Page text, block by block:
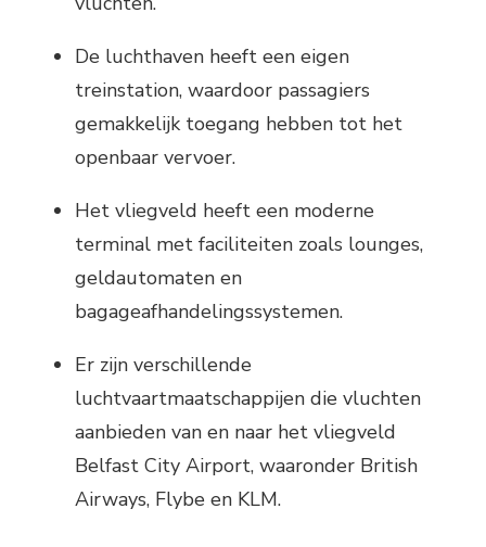
De luchthaven heeft een eigen
treinstation, waardoor passagiers
gemakkelijk toegang hebben tot het
openbaar vervoer.
Het vliegveld heeft een moderne
terminal met faciliteiten zoals lounges,
geldautomaten en
bagageafhandelingssystemen.
Er zijn verschillende
luchtvaartmaatschappijen die vluchten
aanbieden van en naar het vliegveld
Belfast City Airport, waaronder British
Airways, Flybe en KLM.